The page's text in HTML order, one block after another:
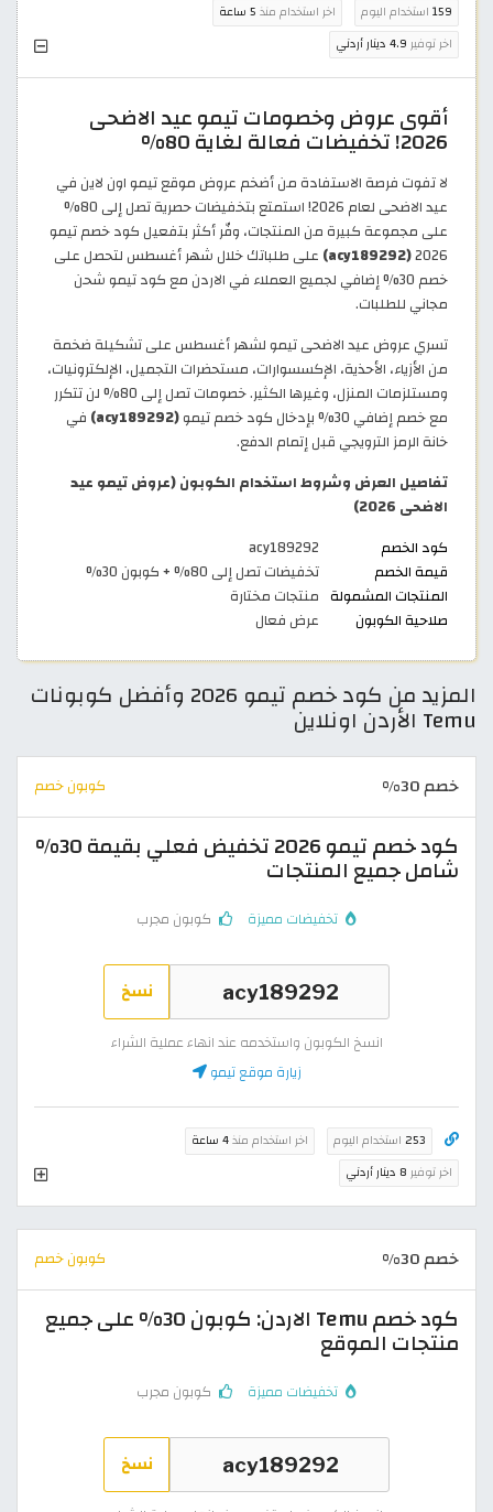
159 استخدام اليوم اخر استخدام منذ 5 ساعة
اخر توفير 4.9 دينار أردني
أقوى عروض وخصومات تيمو عيد الاضحى
2026! تخفيضات فعالة لغاية 80%
لا تفوت فرصة الاستفادة من أضخم عروض موقع تيمو اون لاين في
عيد الاضحى لعام 2026! استمتع بتخفيضات حصرية تصل إلى 80%
على مجموعة كبيرة من المنتجات، وفّر أكثر بتفعيل كود خصم تيمو
2026
(acy189292)
على طلباتك خلال شهر أغسطس لتحصل على
خصم 30% إضافي لجميع العملاء في الاردن مع كود تيمو شحن
مجاني للطلبات.
تسري عروض عيد الاضحى تيمو لشهر أغسطس على تشكيلة ضخمة
من الأزياء، الأحذية، الإكسسوارات، مستحضرات التجميل، الإلكترونيات،
ومستلزمات المنزل، وغيرها الكثير. خصومات تصل إلى 80% لن تتكرر
مع خصم إضافي 30% بإدخال كود خصم تيمو
(acy189292)
في
خانة الرمز الترويجي قبل إتمام الدفع.
تفاصيل العرض وشروط استخدام الكوبون (عروض تيمو عيد
الاضحى 2026)
كود الخصم
acy189292
قيمة الخصم
تخفيضات تصل إلى 80% + كوبون 30%
المنتجات المشمولة منتجات مختارة
صلاحية الكوبون
عرض فعال
المزيد من كود خصم تيمو 2026 وأفضل كوبونات
Temu الأردن اونلاين
خصم 30% كوبون خصم
كود خصم تيمو 2026 تخفيض فعلي بقيمة 30%
شامل جميع المنتجات
تخفيضات مميزة كوبون مجرب
نسخ
انسخ الكوبون واستخدمه عند انهاء عملية الشراء
زيارة موقع تيمو
253 استخدام اليوم اخر استخدام منذ4 ساعة
اخر توفير 8 دينار أردني
خصم 30% كوبون خصم
كود خصم Temu الاردن: كوبون 30% على جميع
منتجات الموقع
تخفيضات مميزة كوبون مجرب
نسخ